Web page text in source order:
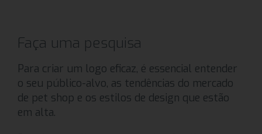
Faça uma pesquisa
Para criar um logo eficaz, é essencial entender
o seu público-alvo, as tendências do mercado
de pet shop e os estilos de design que estão
em alta.